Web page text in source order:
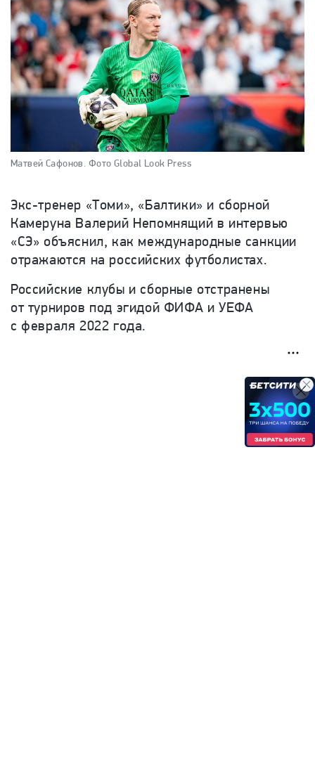
Матвей Сафонов. Фото Global Look Press
Экс-тренер «Томи», «Балтики» и сборной
Камеруна Валерий Непомнящий в интервью
«СЭ» объяснил, как международные санкции
отражаются на российских футболистах.
Российские клубы и сборные отстранены
от турниров под эгидой ФИФА и УЕФА
с февраля 2022 года.